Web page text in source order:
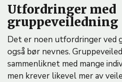
Utfordringer med
gruppeveiledning
Det er noen utfordringer ved
også bør nevnes.
sammenliknet med mange
men krever likevel mer av